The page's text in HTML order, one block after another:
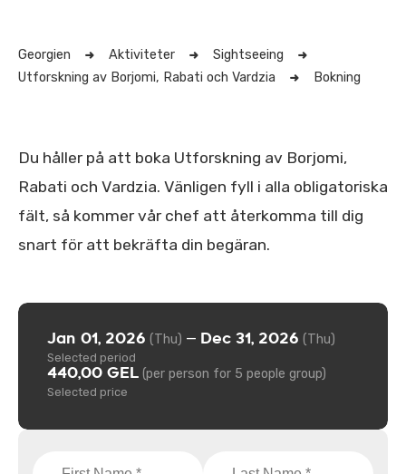
Georgien Aktiviteter
Sightseeing
Utforskning av Borjomi, Rabati och Vardzia
Bokning
Du håller på att boka Utforskning av Borjomi,
Rabati och Vardzia. Vänligen fyll i alla obligatoriska
fält, så kommer vår chef att återkomma till dig
snart för att bekräfta din begäran.
Jan 01, 2026 (Thu) — Dec 31, 2026 (Thu)
Selected period
440,00 GEL (per person for 5 people group)
Selected price